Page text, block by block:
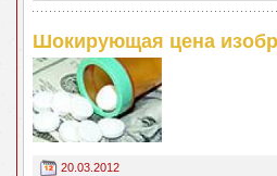
Шокирующая цена
20.03.2012